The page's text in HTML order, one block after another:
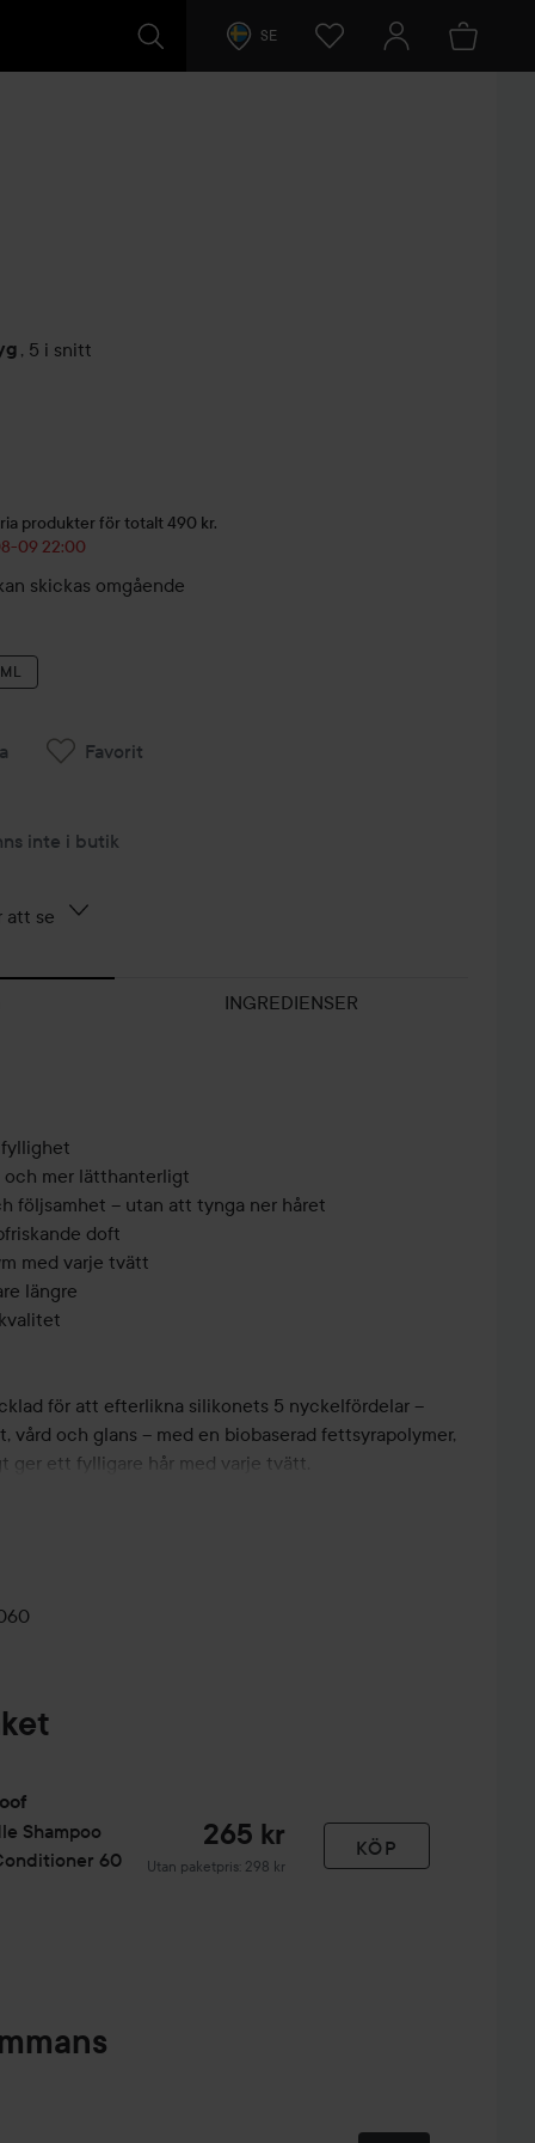
SE
, 5 i snitt
produkter för totalt 490 kr.
09 22:00
skickas omgående
Favorit
inte i butik
att se
INGREDIENSER
fyllighet
och mer lätthanterligt
följsamhet – utan att tynga ner håret
doft
med varje tvätt
längre
för att efterlikna silikonets 5 nyckelfördelar –
vård och glans – med en biobaserad fettsyrapolymer,
ger ett fylligare hår med varje tvätt.
Shampoo
60
265 kr
Utan paketpris: 298 kr
KÖP